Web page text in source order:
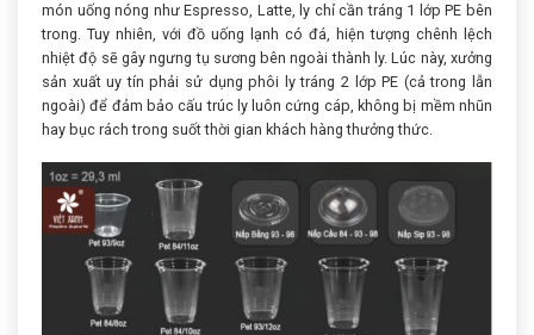
món uống nóng như Espresso, Latte, ly chỉ cần tráng 1 lớp PE bên
trong. Tuy nhiên, với đồ uống lạnh có đá, hiện tượng chênh lệch
nhiệt độ sẽ gây ngưng tụ sương bên ngoài thành ly. Lúc này, xưởng
sản xuất uy tín phải sử dụng phôi ly tráng 2 lớp PE (cả trong lẫn
ngoài) để đảm bảo cấu trúc ly luôn cứng cáp, không bị mềm nhũn
hay bục rách trong suốt thời gian khách hàng thưởng thức.